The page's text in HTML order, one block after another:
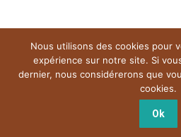
Menu
Copyright © 2026 Plateforme de
réservés.
Privium – Des services
psychologues,
RGPD - Politique de
Nous utilisons des cookies pour
expérience sur notre site. Si
dernier, nous considérerons que
cookies.
Ok